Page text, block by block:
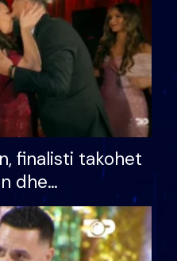
finalisti takohet
dhe
ndonjë letër